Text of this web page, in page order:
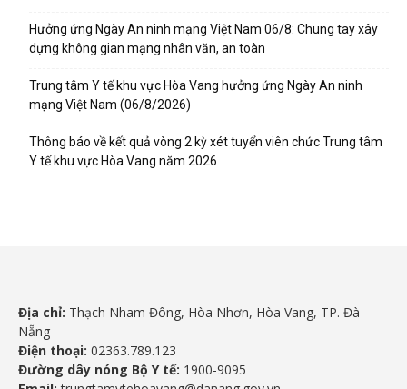
Hưởng ứng Ngày An ninh mạng Việt Nam 06/8: Chung tay xây
dựng không gian mạng nhân văn, an toàn
Trung tâm Y tế khu vực Hòa Vang hưởng ứng Ngày An ninh
mạng Việt Nam (06/8/2026)
Thông báo về kết quả vòng 2 kỳ xét tuyển viên chức Trung tâm
Y tế khu vực Hòa Vang năm 2026
Địa chỉ: Thạch Nham Đông, Hòa Nhơn, Hòa Vang, TP. Đà
Nẵng
Điện thoại: 02363.789.123
Đường dây nóng Bộ Y tế: 1900-9095